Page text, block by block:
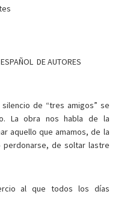
DE AUTORES
de “tres amigos” se
La obra nos habla de la
aquello que amamos, de la
de soltar lastre
al que todos los días